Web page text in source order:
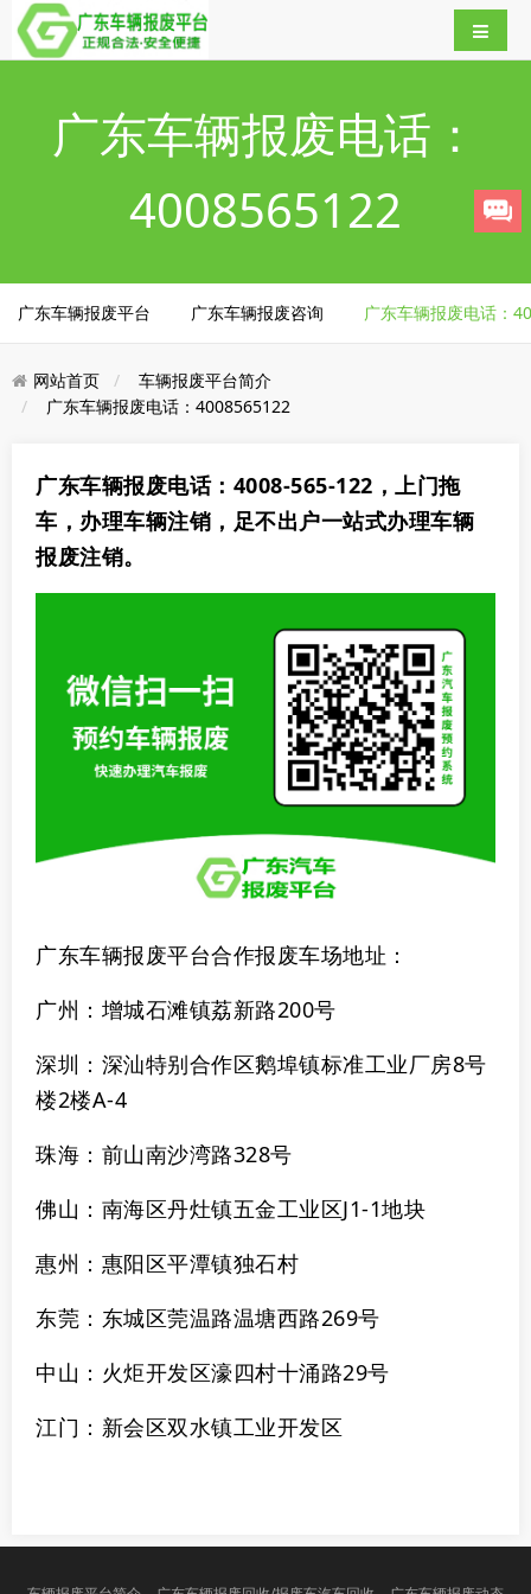
广东车辆报废电话：
4008565122
广东车辆报废平台 广东车辆报废咨询 广东车辆报废电话：
网站首页
车辆报废平台简介
广东车辆报废电话：4008565122
广东车辆报废电话：4008-565-122，上门拖
车，办理车辆注销，足不出户一站式办理车辆
报废注销。
广东车辆报废平台合作报废车场地址：
广州：增城石滩镇荔新路200号
深圳：深汕特别合作区鹅埠镇标准工业厂房8号
楼2楼A-4
珠海：前山南沙湾路328号
佛山：南海区丹灶镇五金工业区J1-1地块
惠州：惠阳区平潭镇独石村
东莞：东城区莞温路温塘西路269号
中山：火炬开发区濠四村十涌路29号
江门：新会区双水镇工业开发区